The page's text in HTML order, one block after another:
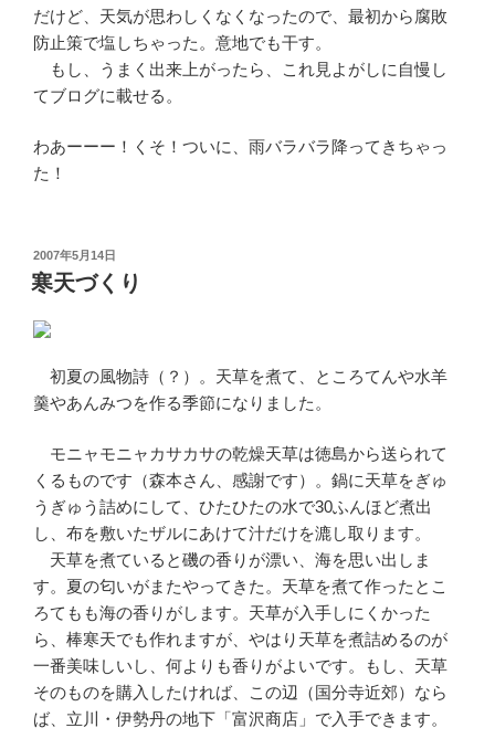
だけど、天気が思わしくなくなったので、最初から腐敗
防止策で塩しちゃった。意地でも干す。
もし、うまく出来上がったら、これ見よがしに自慢し
てブログに載せる。
わあーーー！くそ！ついに、雨バラバラ降ってきちゃっ
た！
投
稿
日:
2007年5月14日
寒天づくり
初夏の風物詩（？）。天草を煮て、ところてんや水羊
羹やあんみつを作る季節になりました。
モニャモニャカサカサの乾燥天草は徳島から送られて
くるものです（森本さん、感謝です）。鍋に天草をぎゅ
うぎゅう詰めにして、ひたひたの水で30ふんほど煮出
し、布を敷いたザルにあけて汁だけを漉し取ります。
天草を煮ていると磯の香りが漂い、海を思い出しま
す。夏の匂いがまたやってきた。天草を煮て作ったとこ
ろてもも海の香りがします。天草が入手しにくかった
ら、棒寒天でも作れますが、やはり天草を煮詰めるのが
一番美味しいし、何よりも香りがよいです。もし、天草
そのものを購入したければ、この辺（国分寺近郊）なら
ば、立川・伊勢丹の地下「富沢商店」で入手できます。